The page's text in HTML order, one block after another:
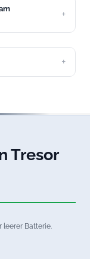
Tresor
leerer Batterie.